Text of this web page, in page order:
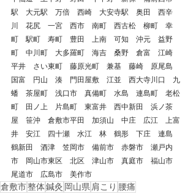
駅　大元駅　万倍　西崎　大安寺駅　奥田　西辛
川　花尻　一宮　西市　南町　西古松　柳町　幸
町　駅町　寿町　豊田　上南　可知　沖元　益野
町　中川町　大多羅町　海吉　桑野　倉富　江崎
平井　さい東町　藤原光町　兼基　藤崎　原尾島
国富　円山　湊　門田屋敷　江並　西大寺川口　九
蟠　茶屋町　浅口市　真備町　水島　連島町　老松
町　田ノ上　片島町　東富井　西中新田　浜ノ茶
屋　笹沖　倉敷市平田　加須山　中庄　広江　上富
井　安江　四十瀬　水江　林　鶴形　下庄　連島
鶴新田　酒津　笠岡市　備前市　赤磐市　瀬戸内
市　岡山市東区　北区　津山市　真庭市　福山市
尾道市　広島市　美作市
倉敷市整体鍼灸 岡山県 肩こり 腰痛